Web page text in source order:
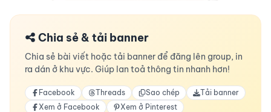
Chia sẻ & tải banner
Chia sẻ bài viết hoặc tải banner để đăng lên group, in
ra dán ở khu vực. Giúp lan toả thông tin nhanh hơn!
Facebook Threads Sao chép
Tải banner
Xem ở Facebook
Xem ở Pinterest